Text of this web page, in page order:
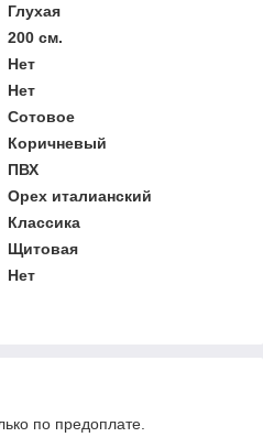
Глухая
200 см.
Нет
Нет
Сотовое
Коричневый
ПВХ
Орех италианский
Классика
Щитовая
Нет
по предоплате.